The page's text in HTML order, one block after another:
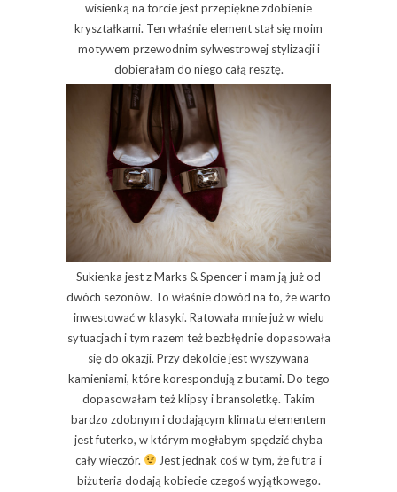
wisienką na torcie jest przepiękne zdobienie
kryształkami. Ten właśnie element stał się moim
motywem przewodnim sylwestrowej stylizacji i
dobierałam do niego całą resztę.
Sukienka jest z Marks & Spencer i mam ją już od
dwóch sezonów. To właśnie dowód na to, że warto
inwestować w klasyki. Ratowała mnie już w wielu
sytuacjach i tym razem też bezbłędnie dopasowała
się do okazji. Przy dekolcie jest wyszywana
kamieniami, które korespondują z butami. Do tego
dopasowałam też klipsy i bransoletkę. Takim
bardzo zdobnym i dodającym klimatu elementem
jest futerko, w którym mogłabym spędzić chyba
cały wieczór.
Jest jednak coś w tym, że futra i
biżuteria dodają kobiecie czegoś wyjątkowego.